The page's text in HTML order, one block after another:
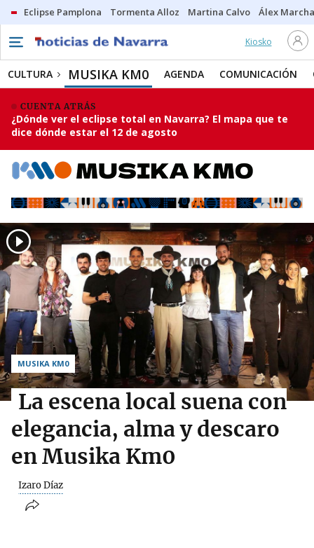
Eclipse Pamplona Tormenta Alloz Martina Calvo Álex
Kiosko
CULTURA MUSIKA KM0 AGENDA COMUNICACIÓN
CUENTA ATRÁS
¿Dónde ver el eclipse total en Navarra? El mapa que te
dice dónde estar el 12 de agosto
MUSIKA KM0
La escena local suena con
elegancia, alma y descaro
en Musika Km0
Izaro Díaz